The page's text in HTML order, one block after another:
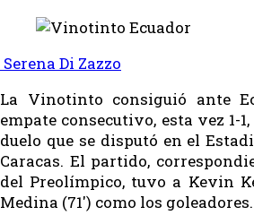
Serena Di Zazzo
La Vinotinto consiguió ante
empate consecutivo, esta vez 1-
duelo que se disputó en el
Caracas. El partido,
del Preolímpico, tuvo a Kevin
Medina (71′) como los goleadores.